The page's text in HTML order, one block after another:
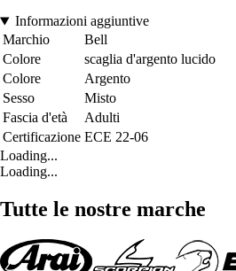
Informazioni aggiuntive
Marchio
Bell
Colore
scaglia d'argento lucido
Colore
Argento
Sesso
Misto
Fascia d'età
Adulti
Certificazione ECE 22-06
Loading...
Loading...
Tutte le nostre marche